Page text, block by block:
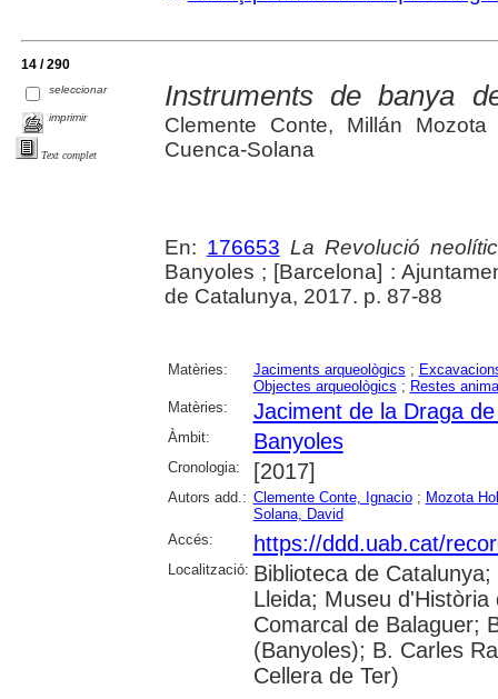
14 / 290
seleccionar
imprimir
Text complet
Instruments de banya
Clemente Conte, Millán
Cuenca-Solana
En: 176653 La Revolució
Banyoles ; [Barcelona] :
de Catalunya, 2017. p. 87-88
Matèries: Jaciments arqueològics ;
Objectes arqueològics ; Restes
Matèries:
Jaciment de la Draga
Àmbit: Banyoles
Cronologia: [2017]
Autors add.: Clemente Conte, Ignacio; Mozota
Solana, David
Accés:
https://ddd.uab.cat/
Localització: Biblioteca de
Lleida; Museu
Comarcal de Balaguer;
(Banyoles); B. Carles
Cellera de Ter)